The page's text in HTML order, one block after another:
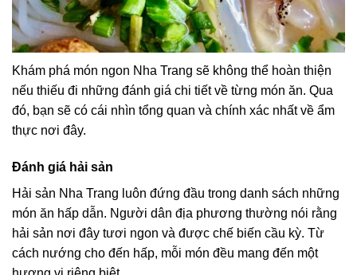
Khám phá món ngon Nha Trang sẽ không thể hoàn thiện
nếu thiếu đi những đánh giá chi tiết về từng món ăn. Qua
đó, bạn sẽ có cái nhìn tổng quan và chính xác nhất về ẩm
thực nơi đây.
Đánh giá hải sản
Hải sản Nha Trang luôn đứng đầu trong danh sách những
món ăn hấp dẫn. Người dân địa phương thường nói rằng
hải sản nơi đây tươi ngon và được chế biến cầu kỳ. Từ
cách nướng cho đến hấp, mỗi món đều mang đến một